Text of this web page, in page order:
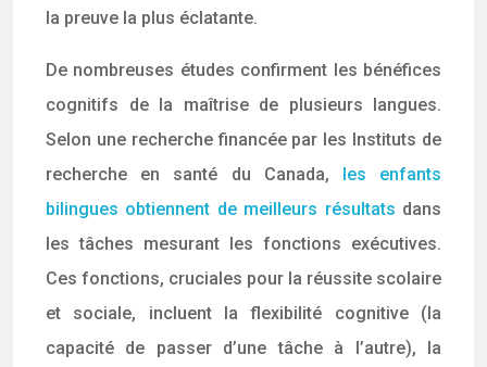
la preuve la plus éclatante.
De nombreuses études confirment les bénéfices
cognitifs de la maîtrise de plusieurs langues.
Selon une recherche financée par les Instituts de
recherche en santé du Canada, les enfants
bilingues obtiennent de meilleurs résultats dans
les tâches mesurant les fonctions exécutives.
Ces fonctions, cruciales pour la réussite scolaire
et sociale, incluent la flexibilité cognitive (la
capacité de passer d’une tâche à l’autre), la